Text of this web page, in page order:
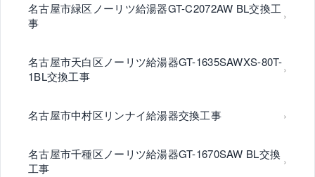
名古屋市緑区ノーリツ給湯器GT-C2072AW BL交換工
事
名古屋市天白区ノーリツ給湯器GT-1635SAWXS-80T-
1BL交換工事
名古屋市中村区リンナイ給湯器交換工事
名古屋市千種区ノーリツ給湯器GT-1670SAW BL交換
工事